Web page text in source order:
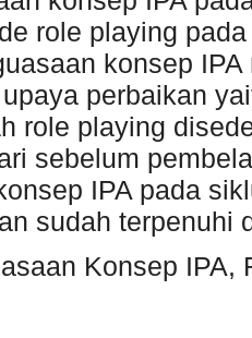
role playing
konsep
perbaikan
role playing
sebelum
IPA pada
sudah terpenuhi
Konsep IPA,